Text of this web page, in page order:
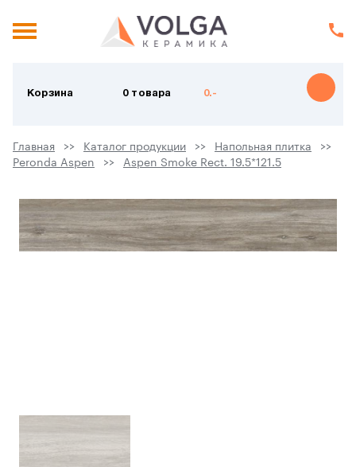
Корзина 0 товара 0.-
Главная Каталог продукции
Напольная плитка
Peronda Aspen
Aspen Smoke Rect. 19.5*121.5